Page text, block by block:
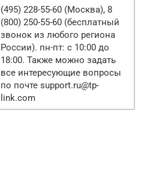
(495) 228-55-60 (Москва), 8
(800) 250-55-60 (бесплатный
звонок из любого региона
России). пн-пт: с 10:00 до
18:00. Также можно задать
все интересующие вопросы
по почте support.ru@tp-
link.com